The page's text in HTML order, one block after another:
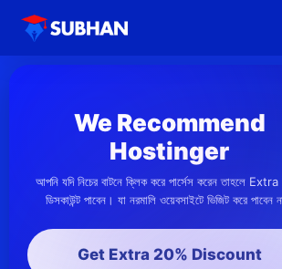
We Recommend
Hostinger
আপনি যদি নিচের বাটনে ক্লিক করে পার্সেস করেন তাহলে
ডিসকাউন্ট পাবেন। যা নরমালি ওয়েবসাইটে ভিজিট করে পাবেন
Get Extra 20% Discount